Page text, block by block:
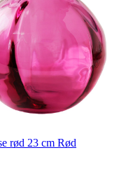
rød 23 cm Rød